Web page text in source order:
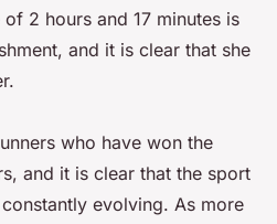
of 2 hours and 17 minutes is
and it is clear that she
who have won the
and it is clear that the sport
evolving. As more